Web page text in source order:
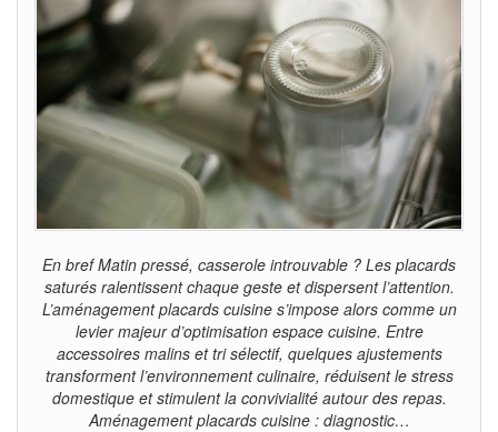
En bref Matin pressé, casserole introuvable ? Les placards
saturés ralentissent chaque geste et dispersent l’attention.
L’aménagement placards cuisine s’impose alors comme un
levier majeur d’optimisation espace cuisine. Entre
accessoires malins et tri sélectif, quelques ajustements
transforment l’environnement culinaire, réduisent le stress
domestique et stimulent la convivialité autour des repas.
Aménagement placards cuisine : diagnostic…